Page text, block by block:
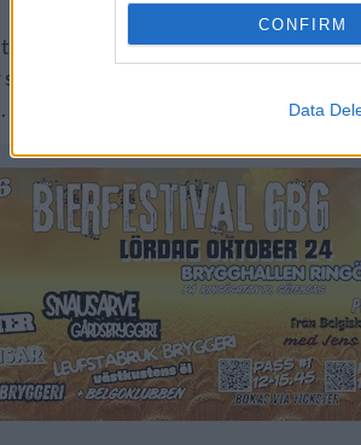
CONFIRM
Data
därute och vi vill inte ta på
vi känner att vi klarar av. Det